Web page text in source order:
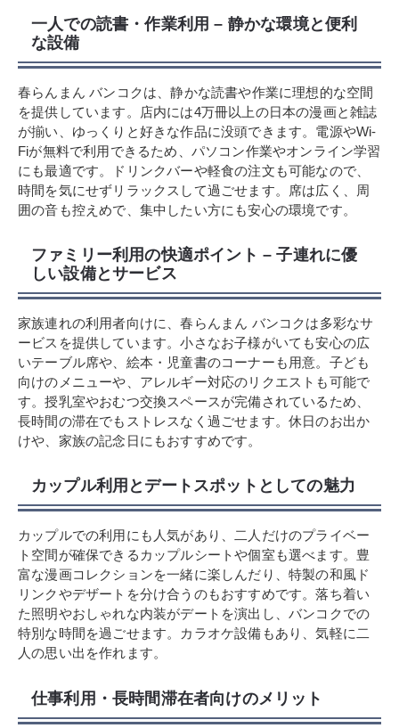
一人での読書・作業利用 – 静かな環境と便利
な設備
春らんまん バンコクは、静かな読書や作業に理想的な空間
を提供しています。店内には4万冊以上の日本の漫画と雑誌
が揃い、ゆっくりと好きな作品に没頭できます。電源やWi-
Fiが無料で利用できるため、パソコン作業やオンライン学習
にも最適です。ドリンクバーや軽食の注文も可能なので、
時間を気にせずリラックスして過ごせます。席は広く、周
囲の音も控えめで、集中したい方にも安心の環境です。
ファミリー利用の快適ポイント – 子連れに優
しい設備とサービス
家族連れの利用者向けに、春らんまん バンコクは多彩なサ
ービスを提供しています。小さなお子様がいても安心の広
いテーブル席や、絵本・児童書のコーナーも用意。子ども
向けのメニューや、アレルギー対応のリクエストも可能で
す。授乳室やおむつ交換スペースが完備されているため、
長時間の滞在でもストレスなく過ごせます。休日のお出か
けや、家族の記念日にもおすすめです。
カップル利用とデートスポットとしての魅力
カップルでの利用にも人気があり、二人だけのプライベー
ト空間が確保できるカップルシートや個室も選べます。豊
富な漫画コレクションを一緒に楽しんだり、特製の和風ド
リンクやデザートを分け合うのもおすすめです。落ち着い
た照明やおしゃれな内装がデートを演出し、バンコクでの
特別な時間を過ごせます。カラオケ設備もあり、気軽に二
人の思い出を作れます。
仕事利用・長時間滞在者向けのメリット